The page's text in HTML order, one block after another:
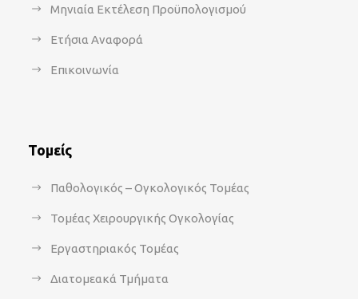
Μηνιαία Εκτέλεση Προϋπολογισμού
Ετήσια Αναφορά
Επικοινωνία
Τομείς
Παθολογικός – Ογκολογικός Τομέας
Τομέας Χειρουργικής Ογκολογίας
Εργαστηριακός Τομέας
Διατομεακά Τμήματα